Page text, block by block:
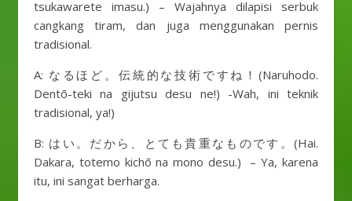
tsukawarete imasu.) – Wajahnya dilapisi serbuk
cangkang tiram, dan juga menggunakan pernis
tradisional.
A: なるほど。伝統的な技術ですね！(Naruhodo.
Dentō-teki na gijutsu desu ne!) -Wah, ini teknik
tradisional, ya!)
B: はい。だから、とても貴重なものです。(Hai.
Dakara, totemo kichō na mono desu.) – Ya, karena
itu, ini sangat berharga.